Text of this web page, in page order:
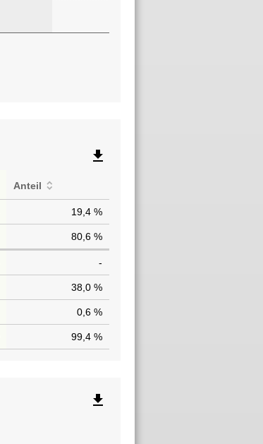
file_download
Anteil
19,4 %
80,6 %
-
38,0 %
0,6 %
99,4 %
file_download